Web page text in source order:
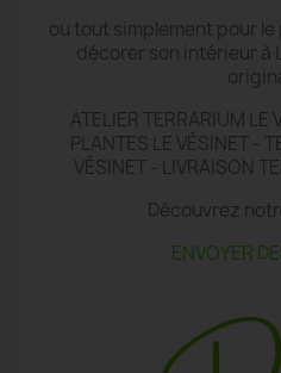
ou tout simplement pour
décorer son intérieur à
ATELIER TERRARIUM LE
PLANTES LE VÉSINET -
VÉSINET - LIVRAISON
Découvrez
ENVOYER